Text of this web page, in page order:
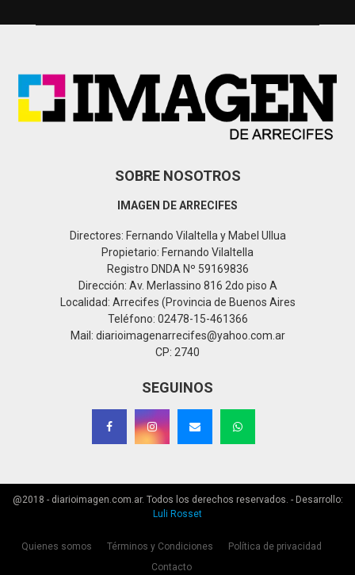
SOBRE NOSOTROS
IMAGEN DE ARRECIFES
Directores: Fernando Vilaltella y Mabel Ullua
Propietario: Fernando Vilaltella
Registro DNDA Nº 59169836
Dirección: Av. Merlassino 816 2do piso A
Localidad: Arrecifes (Provincia de Buenos Aires
Teléfono: 02478-15-461366
Mail: diarioimagenarrecifes@yahoo.com.ar
CP: 2740
SEGUINOS
@2018 - diarioimagen.com.ar. Todos los derechos reservados. - Desarrollo:
Luli Rosset
Quienes somos Términos y Condiciones
Política de privacidad
Contacto